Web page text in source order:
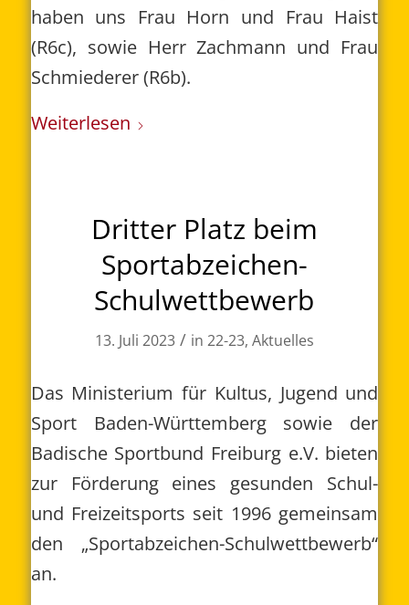
haben uns Frau Horn und Frau Haist
(R6c), sowie Herr Zachmann und Frau
Schmiederer (R6b).
Weiterlesen
Dritter Platz beim
Sportabzeichen-
Schulwettbewerb
13. Juli 2023 / in 22-23, Aktuelles
Das Ministerium für Kultus, Jugend und
Sport Baden-Württemberg sowie der
Badische Sportbund Freiburg e.V. bieten
zur Förderung eines gesunden Schul-
und Freizeitsports seit 1996 gemeinsam
den „Sportabzeichen-Schulwettbewerb“
an.